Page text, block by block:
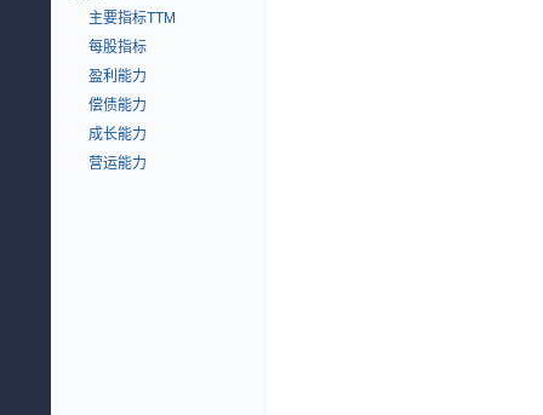
主要指标TTM
每股指标
盈利能力
偿债能力
成长能力
营运能力